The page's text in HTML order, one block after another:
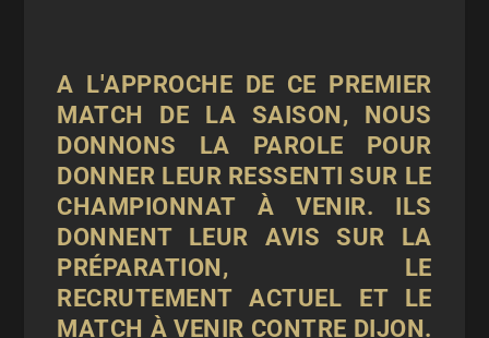
A L'APPROCHE DE CE PREMIER
MATCH DE LA SAISON, NOUS
DONNONS LA PAROLE POUR
DONNER LEUR RESSENTI SUR LE
CHAMPIONNAT À VENIR. ILS
DONNENT LEUR AVIS SUR LA
PRÉPARATION, LE
RECRUTEMENT ACTUEL ET LE
MATCH À VENIR CONTRE DIJON.